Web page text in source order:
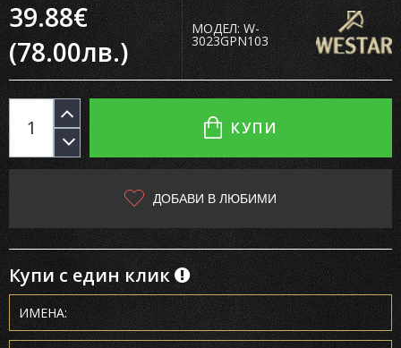
39.88€
(78.00лв.)
МОДЕЛ: W-
3023GPN103
КУПИ
ДОБАВИ В ЛЮБИМИ
Купи с един клик